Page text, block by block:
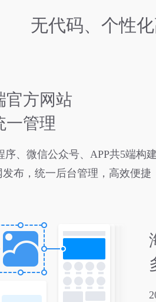
无代码、个性
官方网站
一管理
序、微信公众号、APP共5端构
布，统一后台管理，高效便捷